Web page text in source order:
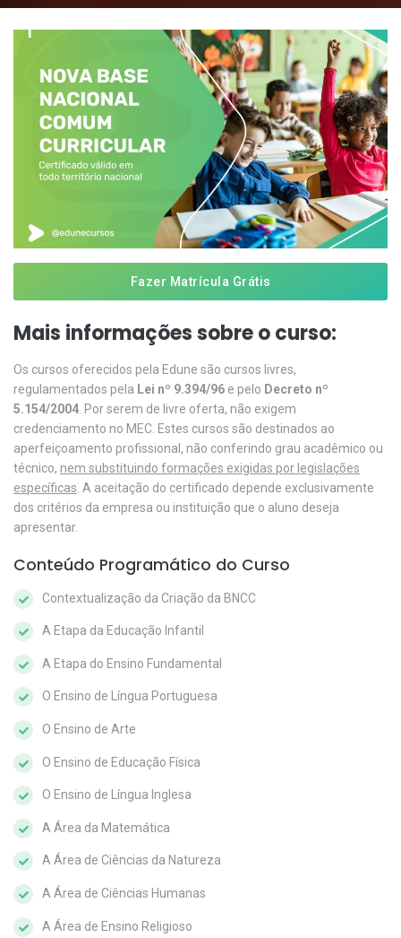
Fazer Matrícula Grátis
Mais informações sobre o curso:
Os cursos oferecidos pela Edune são cursos livres,
regulamentados pela Lei nº 9.394/96 e pelo Decreto nº
5.154/2004 . Por serem de livre oferta, não exigem
credenciamento no MEC. Estes cursos são destinados ao
aperfeiçoamento profissional, não conferindo grau acadêmico ou
técnico, nem substituindo formações exigidas por legislações
específicas . A aceitação do certificado depende exclusivamente
dos critérios da empresa ou instituição que o aluno deseja
apresentar.
Conteúdo Programático do Curso
Contextualização da Criação da BNCC
A Etapa da Educação Infantil
A Etapa do Ensino Fundamental
O Ensino de Língua Portuguesa
O Ensino de Arte
O Ensino de Educação Física
O Ensino de Língua Inglesa
A Área da Matemática
A Área de Ciências da Natureza
A Área de Ciências Humanas
A Área de Ensino Religioso